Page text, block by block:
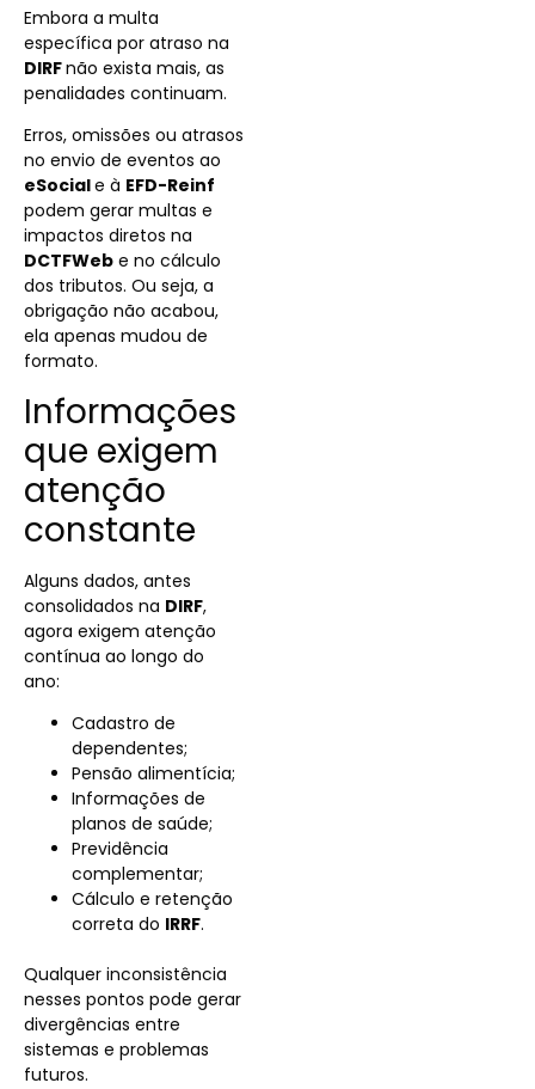
Embora a multa
específica por atraso na
DIRFnão exista mais, as
penalidades continuam.
Erros, omissões ou atrasos
no envio de eventos ao
eSociale à EFD-Reinf
podem gerar multas e
impactos diretos na
DCTFWeb e no cálculo
dos tributos. Ou seja, a
obrigação não acabou,
ela apenas mudou de
formato.
Informações
que exigem
atenção
constante
Alguns dados, antes
consolidados na DIRF,
agora exigem atenção
contínua ao longo do
ano:
Cadastro de
dependentes;
Pensão alimentícia;
Informações de
planos de saúde;
Previdência
complementar;
Cálculo e retenção
correta do IRRF.
Qualquer inconsistência
nesses pontos pode gerar
divergências entre
sistemas e problemas
futuros.